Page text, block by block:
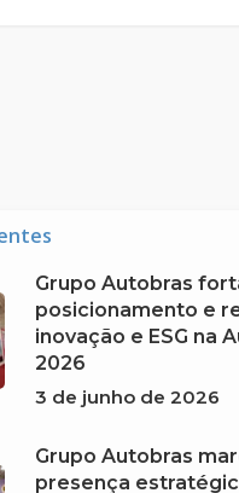
Grupo Autobras
posicionamento e
inovação e ESG na
2026
3 de junho de 2026
Grupo Autobras
presença